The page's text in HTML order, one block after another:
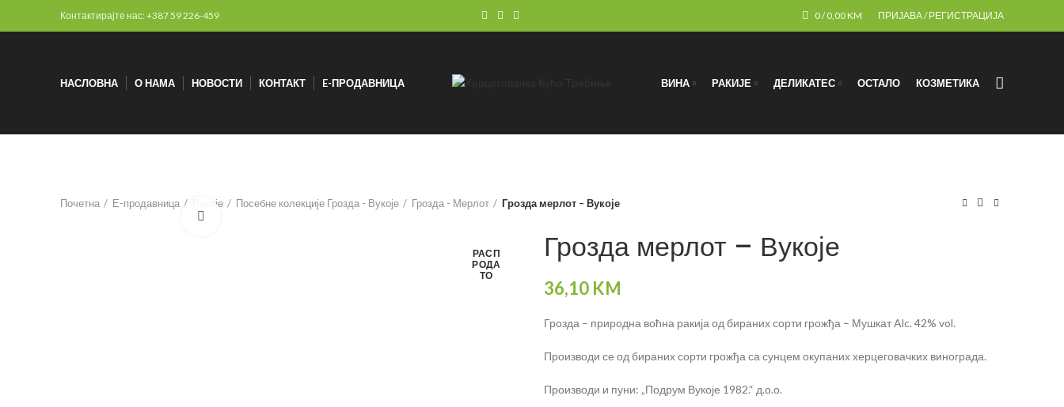
Контактирајте нас: +387 59 226-459 0/ 0,00KM ПРИЈАВА / РЕГИСТРАЦИЈА
НАСЛОВНА О НАМА НОВОСТИ КОНТАКТ E-ПРОДАВНИЦА ВИНА РАКИЈЕ ДЕЛИКАТЕС ОСТАЛО КОЗМЕТИКА
Почетна Е-продавница Ракије Посебне колекције Грозда - Вукоје Грозда - Мерлот Грозда мерлот – Вукоје
РАСП
РОДА
ТО
Грозда мерлот – Вукоје
36,10 KM
Грозда – природна воћна ракија од бираних сорти грожђа – Мушкат Alc. 42% vol.
Производи се од бираних сорти грожђа са сунцем окупаних херцеговачких винограда.
Производи и пуни: „Подрум Вукоје 1982.“ д.о.о.